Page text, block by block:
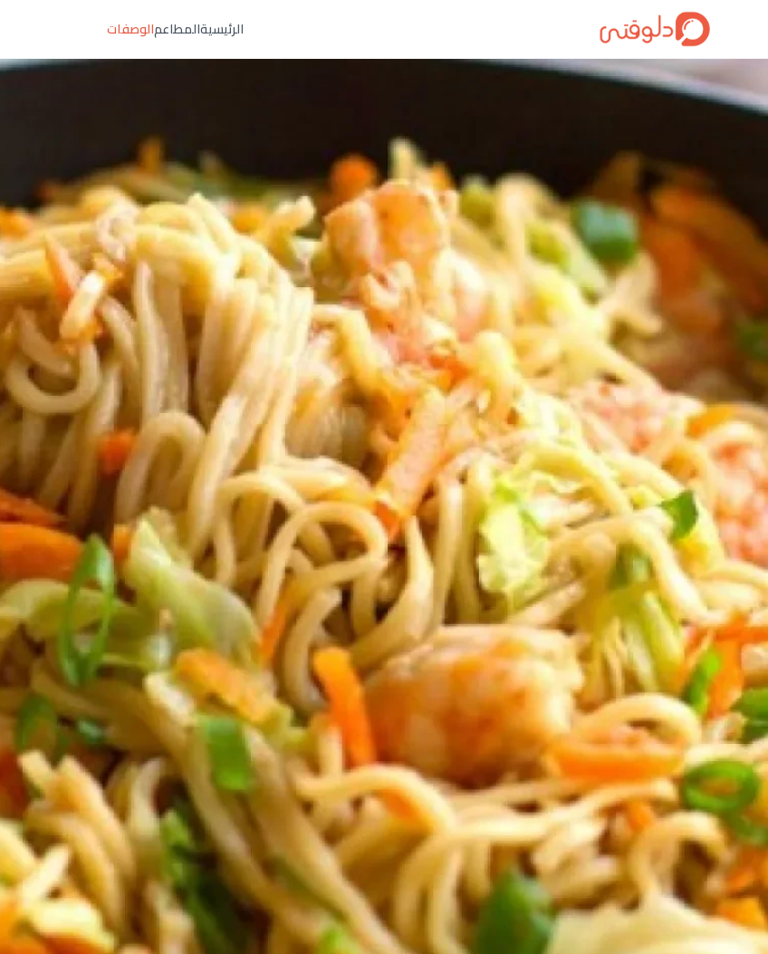
الرئيسيةالمطاعمالوصفات